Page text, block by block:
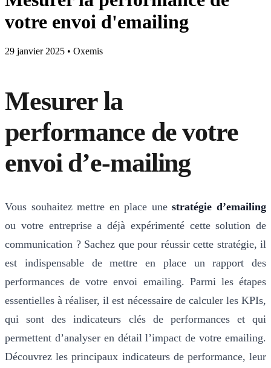
votre envoi d'emailing
29 janvier 2025 • Oxemis
Mesurer la
performance de votre
envoi d’e-mailing
Vous souhaitez mettre en place unestratégie d’emailing
ou votre entreprise a déjà expérimenté cette solution de
communication ? Sachez que pour réussir cette stratégie, il
est indispensable de mettre en place un rapport des
performances de votre envoi emailing. Parmi les étapes
essentielles à réaliser, il est nécessaire de calculer les KPIs,
qui sont des indicateurs clés de performances et qui
permettent d’analyser en détail l’impact de votre emailing.
Découvrez les principaux indicateurs de performance, leur